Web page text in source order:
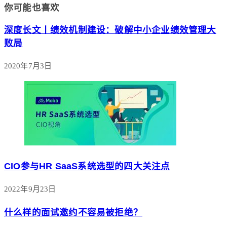
你可能也喜欢
深度长文丨绩效机制建设：破解中小企业绩效管理大
败局
2020年7月3日
CIO参与HR SaaS系统选型的四大关注点
2022年9月23日
什么样的面试邀约不容易被拒绝？